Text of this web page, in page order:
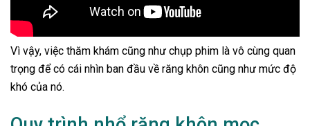
Vì vậy, việc thăm khám cũng như chụp phim là vô cùng quan
trọng để có cái nhìn ban đầu về răng khôn cũng như mức độ
khó của nó.